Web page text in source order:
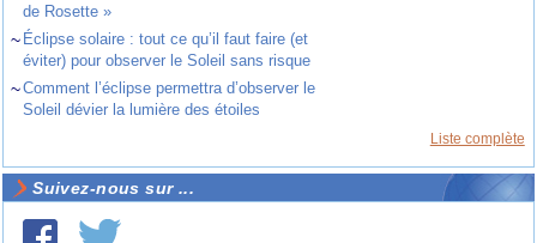
de Rosette »
~ Éclipse solaire : tout ce qu’il faut faire (et
éviter) pour observer le Soleil sans risque
~Comment l’éclipse permettra d’observer le
Soleil dévier la lumière des étoiles
Liste complète
Suivez-nous sur ...